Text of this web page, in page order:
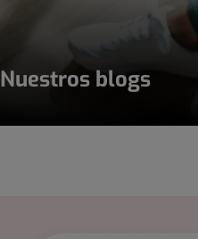
Nuestros blogs